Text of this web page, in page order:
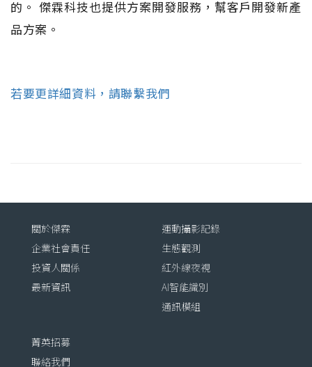
的。 傑霖科技也提供方案開發服務，幫客戶開發新產
品方案。
若要更詳細資料，請聯繫我們
關於傑霖
企業社會責任
投資人關係
最新資訊
運動攝影記錄
生態觀測
紅外線夜視
AI智能識別
通訊模組
菁英招募
聯絡我們